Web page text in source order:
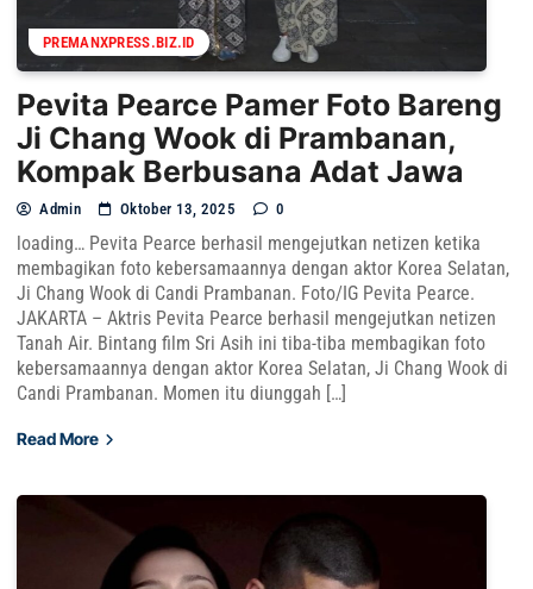
PREMANXPRESS.BIZ.ID
Pevita Pearce Pamer Foto Bareng
Ji Chang Wook di Prambanan,
Kompak Berbusana Adat Jawa
Admin Oktober 13, 2025 0
loading… Pevita Pearce berhasil mengejutkan netizen ketika
membagikan foto kebersamaannya dengan aktor Korea Selatan,
Ji Chang Wook di Candi Prambanan. Foto/IG Pevita Pearce.
JAKARTA – Aktris Pevita Pearce berhasil mengejutkan netizen
Tanah Air. Bintang film Sri Asih ini tiba-tiba membagikan foto
kebersamaannya dengan aktor Korea Selatan, Ji Chang Wook di
Candi Prambanan. Momen itu diunggah […]
Read More